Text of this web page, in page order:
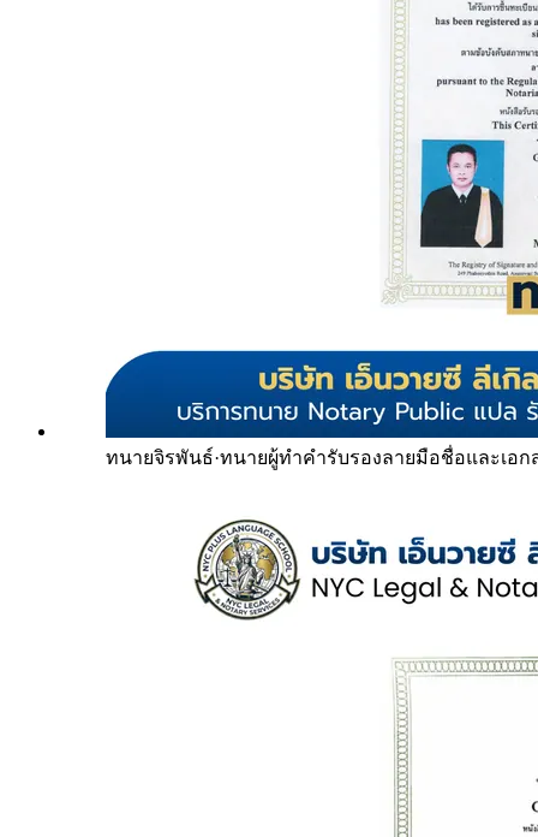
ทนายจิรพันธ์·ทนายผู้ทำคำรับรองลายมือชื่อและเอก